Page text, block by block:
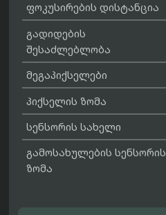
ფოკუსირების დისტანცია
გადიდების
შესაძლებლობა
მეგაპიქსელები
პიქსელის ზომა
სენსორის სახელი
გამოსახულების სენსორის
ზომა